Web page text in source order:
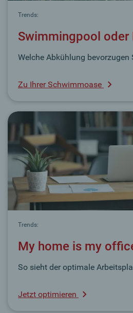
Trends:
Swimmingpool oder
Welche Abkühlung bevorzugen
Zu Ihrer Schwimmoase
Trends:
My home is my
So sieht der optimale
Jetzt optimieren